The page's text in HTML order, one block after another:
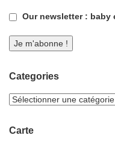
Our newsletter : baby
Categories
Carte